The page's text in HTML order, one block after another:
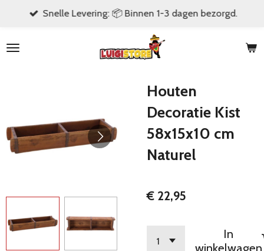
naar
Snelle Levering: 📦 Binnen 1-3 dagen bezorgd.
Houten
Decoratie Kist
58x15x10 cm
Naturel
€ 22,95
In
winkelwagen